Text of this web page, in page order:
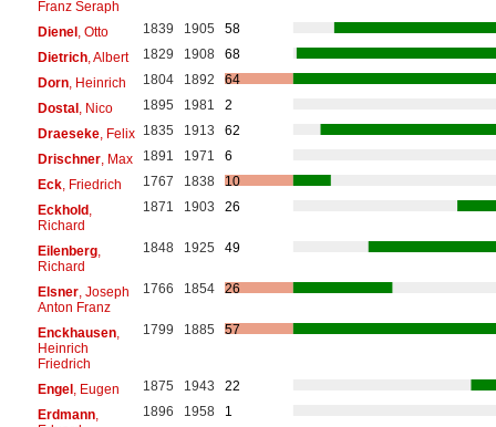
Franz Seraph
Dienel, Otto 1839 1905
58
Dietrich, Albert 1829 1908
68
Dorn, Heinrich 1804 1892
64
Dostal, Nico 1895 1981
2
Draeseke, Felix 1835 1913
62
Drischner, Max 1891 1971
6
Eck, Friedrich 1767 1838
10
Eckhold,
Richard
1871 1903 26
Eilenberg,
Richard
1848 1925 49
Elsner, Joseph
Anton Franz
1766 1854 26
Enckhausen,
Heinrich
Friedrich
1799 1885 57
Engel, Eugen 1875 1943
22
Erdmann,
1896 1958 1